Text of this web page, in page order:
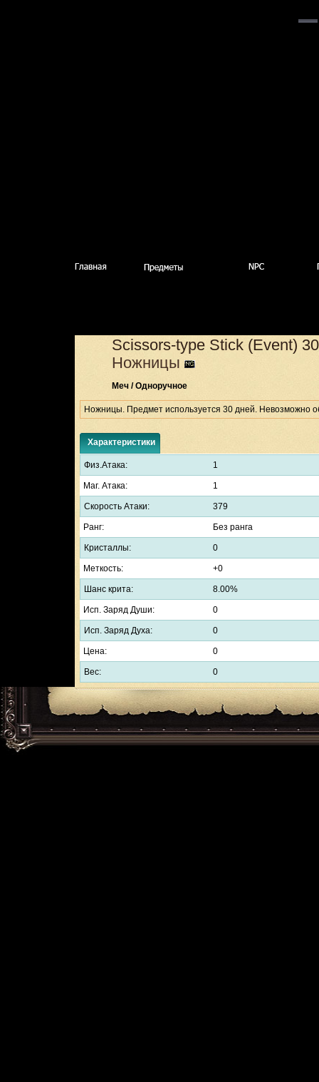
Scissors-type Stick (Event)
Ножницы
Меч / Одноручное
Ножницы. Предмет используется 30 дней. Невозможно
Характеристики
Физ.Атака: 1
Маг. Атака: 1
Скорость Атаки: 379
Ранг: Без ранга
Кристаллы: 0
Меткость: +0
Шанс крита: 8.00%
Исп. Заряд Души: 0
Исп. Заряд Духа: 0
Цена: 0
Вес: 0